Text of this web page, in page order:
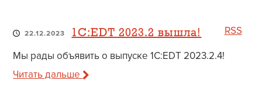
RSS
22.12.2023 1C:EDT 2023.2 вышла!
Мы рады объявить о выпуске 1C:EDT 2023.2.4!
Читать дальше